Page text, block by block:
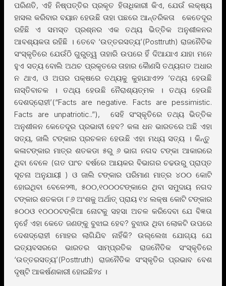
ପରିଣତି, ଏହି ନିଷ୍ପତ୍ତିର ପ୍ରକୃତ ହିତାଧିକାରୀ କିଏ, ଯେଉଁ ଲକ୍ଷ୍ୟ
ହାସଲ କରିବାର ବୟାନ ହେଉଛି ତାହା ପଛରେ ଆନ୍ତରିକତା କେତେଦୂର
ରହିଛି ଏ ସମସ୍ତ ପ୍ରଶ୍ନର ଏକ ତଥ୍ୟ ଭିତ୍ତିକ ଅନୁଶୀଳନର
ଆବଶ୍ୟକତା ରହିଛି । ତେବେ ‘ଉତ୍ତରସତ୍ୟ’(Posttruth) ରାଜନୈତିକ
ସଂସ୍କୃତିରେ ଯେଉଁଠି ଗୁରୁତ୍ୱ ତାହାରି ଉପରେ ହିଁ ଦିଆଯାଏ ଯାହା ମନେ
ହୁଏ ସତ୍ୟ ବୋଲି ଅଥଚ ପ୍ରକୃତରେ ତାହାର କୈାଣସି ତଥ୍ୟଗତ ଅଧାର
ନ ଥାଏ, ଓ ଅପର ପକ୍ଷରେ ତଥ୍ୟକୁ କୁହାଯାଏ୨୨ ‘ତଥ୍ୟ ହେଉଛି
ନାସ୍ତିବାଚକ । ତଥ୍ୟ ହେଉଛି ନୈରାଶ୍ୟତ୍ମକ । ତଥ୍ୟ ହେଉଛି
ଦେଶଦ୍ରୋହୀ’(“Facts are negative. Facts are pessimistic.
Facts are unpatriotic..”), ସେହି ସଂସ୍କୃତିରେ ତଥ୍ୟ ଭିତ୍ତିକ
ଅନୁଶୀଳନ କେତେଦୂର ପ୍ରଭାବୀ ହେବ? କଳା ଧନ ଭାରତରେ ଅଛି ଏହା
ସତ୍ୟ, ଜାଲି ଟଙ୍କାର ପ୍ରଚଳନ ହେଉଛି ଏହା ମଧ୍ୟ ସତ୍ୟ । କିନ୍ତୁ
କଳାଟଙ୍କାର ମାତ୍ର ଶତକଡା ୫ରୁ ୬ ଭାଗ ନଗଦ ଟଙ୍କା ଆକାରରେ
ଥିବା ବେଳେ (ଗତ ପାଂଚ ବର୍ଷରେ ଆୟକର ବିଭାଗର ଚଢଉରୁ ପ୍ରାପ୍ତ
ସୂଚନା ଅନୁଯାୟୀ ) ଓ ଜାଲି ଟଙ୍କାର ପରିମାଣ ମାତ୍ର ୪୦୦ କୋଟି
ହୋଇଥିବା ବେଳେ୨୩, ୫୦୦,୧୦୦୦ଟଙ୍କାରେ ଥିବା ସମୁଦାୟ ନଗଦ
ଟଙ୍କାର ଶତକଡା ୮୬ ଅଂଶକୁ ଅର୍ଥାତ୍ ପ୍ରାୟ ୧୪ ଲକ୍ଷ କୋଟି ଟଙ୍କାର
୫୦୦ଓ ୧୦୦୦ଟଙ୍କିଆ ନୋଟକୁ ସହସା ଅଚଳ କରିଦେବା ଯେ ବିଜ୍ଞତା
ନୁହେଁ ଏହା କେତେ ଜଣଙ୍କୁ ବୁଝାଇ ହେବ? ବୁଝାଉ ଥିବା ଲୋକଟି ଉପରେ
ଦେଶଦ୍ରୋହୀ ମୋହର ଲାଗିଯିବ ନାହିଁକି? ଉଲ୍ଲେଖ ଯୋଗ୍ୟ ଯେ
ଇତ୍ୟବସରରେ ଭାରତର ସାମ୍ପ୍ରତିକ ରାଜନୈତିକ ସଂସ୍କୃତିରେ
‘ଉତ୍ତରସତ୍ୟ’(Posttruth) ରାଜନୈତିକ ସଂସ୍କୃତିର ପ୍ରଭାବ ବେଶ
ଦୃଷ୍ଟି ଆକର୍ଷଣକାରୀ ହୋଇଛି୨୪ ।